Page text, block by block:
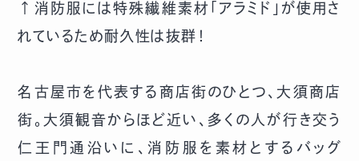
↑消防服には特殊繊維素材「アラミド」が使用さ
れているため耐久性は抜群！
名古屋市を代表する商店街のひとつ、大須商店
街。大須観音からほど近い、多くの人が行き交う
仁王門通沿いに、消防服を素材とするバッグ